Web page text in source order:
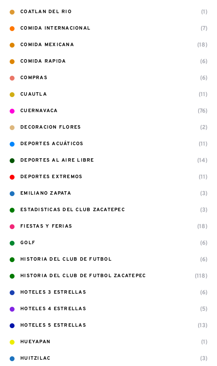
COATLAN DEL RIO (1)
COMIDA INTERNACIONAL (7)
COMIDA MEXICANA (18)
COMIDA RAPIDA (6)
COMPRAS (6)
CUAUTLA (11)
CUERNAVACA (76)
DECORACION FLORES (2)
DEPORTES ACUÁTICOS (11)
DEPORTES AL AIRE LIBRE (14)
DEPORTES EXTREMOS (11)
EMILIANO ZAPATA (3)
ESTADISTICAS DEL CLUB ZACATEPEC (3)
FIESTAS Y FERIAS (18)
GOLF (6)
HISTORIA DEL CLUB DE FUTBOL (6)
HISTORIA DEL CLUB DE FUTBOL ZACATEPEC (118)
HOTELES 3 ESTRELLAS (6)
HOTELES 4 ESTRELLAS (5)
HOTELES 5 ESTRELLAS (13)
HUEYAPAN (1)
HUITZILAC (3)